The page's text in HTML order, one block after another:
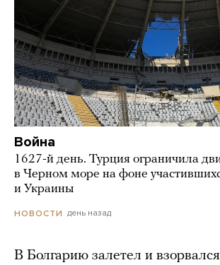
Война
1627-й день. Турция ограничила
в Черном море на фоне
и Украины
НОВОСТИ день назад
В Болгарию залетел и